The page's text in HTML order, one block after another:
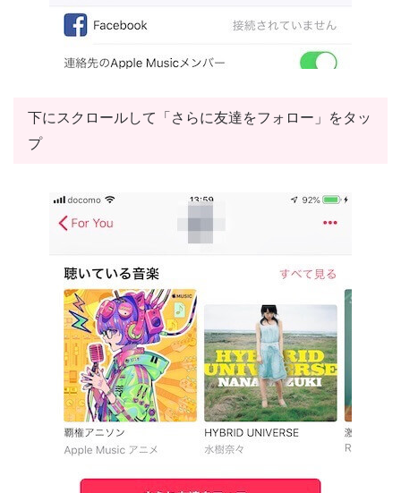
下にスクロールして「さらに友達をフォロー」をタッ
プ